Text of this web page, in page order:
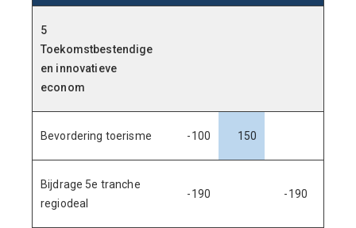
5
Toekomstbestendige
en innovatieve
econom
Bevordering toerisme -100 150
Bijdrage 5e tranche
regiodeal
-190 -190